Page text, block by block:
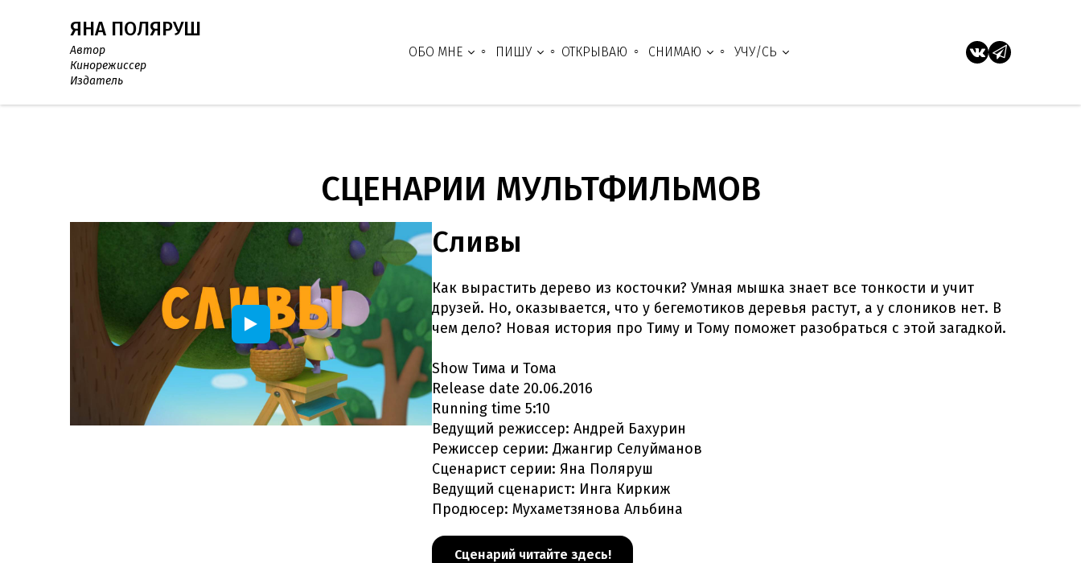
ЯНА ПОЛЯРУШ
Автор
Кинорежиссер
Издатель
ОБО МНЕ ПИШУ ОТКРЫВАЮ СНИМАЮ УЧУ/СЬ
СЦЕНАРИИ МУЛЬТФИЛЬМОВ
Сливы
Как вырастить дерево из косточки? Умная мышка знает все тонкости и учит
друзей. Но, оказывается, что у бегемотиков деревья растут, а у слоников нет. В
чем дело? Новая история про Тиму и Тому поможет разобраться с этой загадкой.
Show Тима и Тома
Release date 20.06.2016
Running time 5:10
Ведущий режиссер: Андрей Бахурин
Режиссер серии: Джангир Селуйманов
Сценарист серии: Яна Поляруш
Ведущий сценарист: Инга Киркиж
Продюсер: Мухаметзянова Альбина
Сценарий читайте здесь!